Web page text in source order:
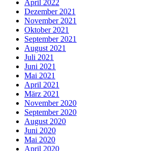
April 2022
Dezember 2021
November 2021
Oktober 2021
September 2021
August 2021
Juli 2021
Juni 2021
Mai 2021
April 2021
März 2021
November 2020
September 2020
August 2020
Juni 2020
Mai 2020
April 2020